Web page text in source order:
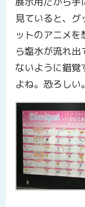
見ていると、
ットのアニメ
ら塩水が流れ
ないように錯
よね。恐ろしい。